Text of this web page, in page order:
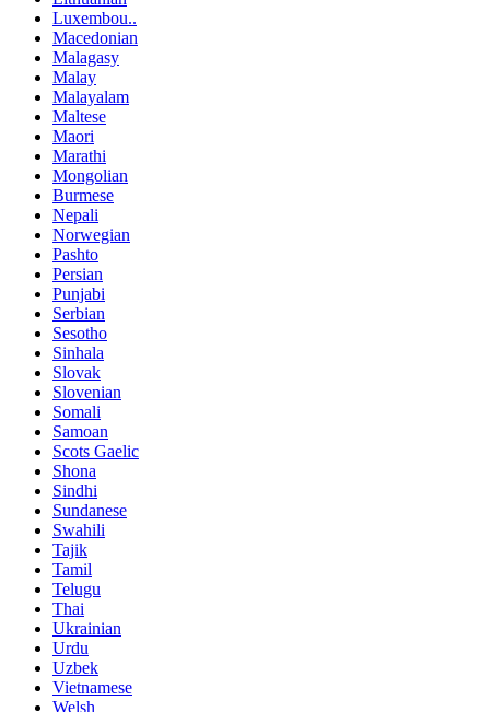
Luxembou..
Macedonian
Malagasy
Malay
Malayalam
Maltese
Maori
Marathi
Mongolian
Burmese
Nepali
Norwegian
Pashto
Persian
Punjabi
Serbian
Sesotho
Sinhala
Slovak
Slovenian
Somali
Samoan
Scots Gaelic
Shona
Sindhi
Sundanese
Swahili
Tajik
Tamil
Telugu
Thai
Ukrainian
Urdu
Uzbek
Vietnamese
Welsh